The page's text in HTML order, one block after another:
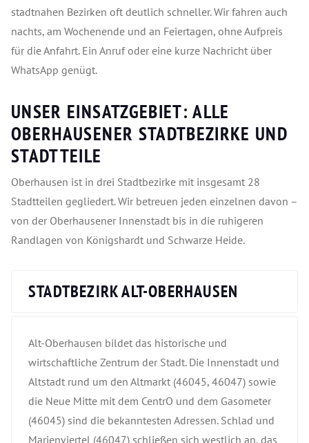
stadtnahen Bezirken oft deutlich schneller. Wir fahren auch
nachts, am Wochenende und an Feiertagen, ohne Aufpreis
für die Anfahrt. Ein Anruf oder eine kurze Nachricht über
WhatsApp genügt.
UNSER EINSATZGEBIET: ALLE
OBERHAUSENER STADTBEZIRKE UND
STADTTEILE
Oberhausen ist in drei Stadtbezirke mit insgesamt 28
Stadtteilen gegliedert. Wir betreuen jeden einzelnen davon –
von der Oberhausener Innenstadt bis in die ruhigeren
Randlagen von Königshardt und Schwarze Heide.
STADTBEZIRK ALT-OBERHAUSEN
Alt-Oberhausen bildet das historische und
wirtschaftliche Zentrum der Stadt. Die Innenstadt und
Altstadt rund um den Altmarkt (46045, 46047) sowie
die Neue Mitte mit dem CentrO und dem Gasometer
(46045) sind die bekanntesten Adressen. Schlad und
Marienviertel (46047) schließen sich westlich an, das